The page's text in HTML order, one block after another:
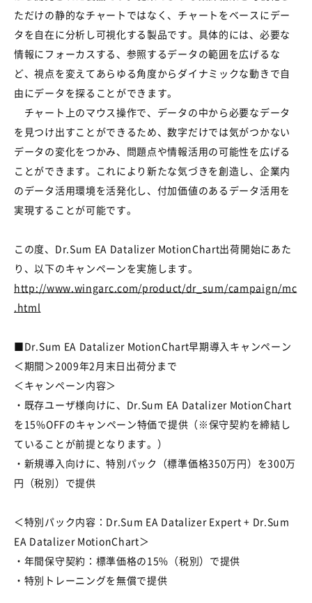
ただけの静的なチャートではなく、チャートをベースにデー
タを自在に分析し可視化する製品です。具体的には、必要な
情報にフォーカスする、参照するデータの範囲を広げるな
ど、視点を変えてあらゆる角度からダイナミックな動きで自
由にデータを探ることができます。
チャート上のマウス操作で、データの中から必要なデータ
を見つけ出すことができるため、数字だけでは気がつかない
データの変化をつかみ、問題点や情報活用の可能性を広げる
ことができます。これにより新たな気づきを創造し、企業内
のデータ活用環境を活発化し、付加価値のあるデータ活用を
実現することが可能です。
この度、Dr.Sum EA Datalizer MotionChart出荷開始にあた
り、以下のキャンペーンを実施します。
http://www.wingarc.com/product/dr_sum/campaign/mc
.html
■Dr.Sum EA Datalizer MotionChart早期導入キャンペーン
＜期間＞2009年2月末日出荷分まで
＜キャンペーン内容＞
・既存ユーザ様向けに、Dr.Sum EA Datalizer MotionChart
を15%OFFのキャンペーン特価で提供（※保守契約を締結し
ていることが前提となります。）
・新規導入向けに、特別パック（標準価格350万円）を300万
円（税別）で提供
＜特別パック内容：Dr.Sum EA Datalizer Expert + Dr.Sum
EA Datalizer MotionChart＞
・年間保守契約：標準価格の15%（税別）で提供
・特別トレーニングを無償で提供